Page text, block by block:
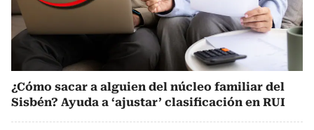
¿Cómo sacar a alguien del núcleo familiar del
Sisbén? Ayuda a ‘ajustar’ clasificación en RUI